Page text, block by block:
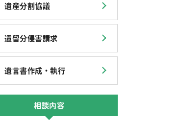
遺産分割協議
遺留分侵害請求
遺言書作成・執行
相談内容